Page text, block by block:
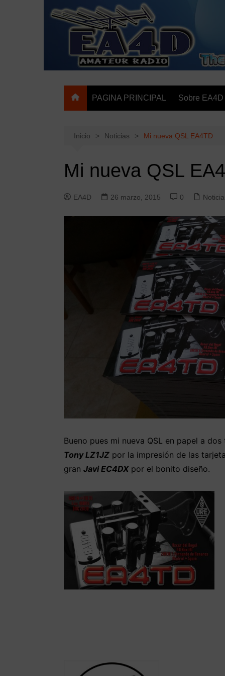
The HAM Radio Web Site
PAGINA PRINCIPAL Sobre EA4D
Inicio Noticias Mi nueva QSL EA4TD
Mi nueva QSL
EA4D 26 marzo, 2015 0
Bueno pues mi nueva QSL en papel a
Tony LZ1JZ por la impresión de las
gran Javi EC4DXpor el bonito diseño.